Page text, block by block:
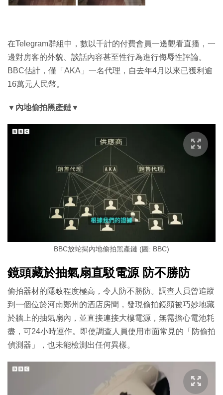
在Telegram群組中，數以千計的付費會員一邊觀看直播，一
邊對房客的外貌、談話內容甚至性行為進行侮辱性評論。
BBC估計，僅「AKA」一名代理，自去年4月以來已獲利逾
16萬元人民幣。
▼內地偷拍黑產鏈▼
BBC放蛇揭內地偷拍黑產鏈 (圖: BBC)
鏡頭藏於抽氣扇直駁電源 防不勝防
偷拍器材的隱蔽程度極高，令人防不勝防。調查人員曾追蹤
到一個位於河南鄭州的酒店房間，發現偷拍鏡頭被巧妙地藏
於牆上的抽氣扇內，並直接連接大樓電源，無需擔心電池耗
盡，可24小時運作。即使調查人員使用市面常見的「防偷拍
偵測器」，也未能檢測出任何異樣。